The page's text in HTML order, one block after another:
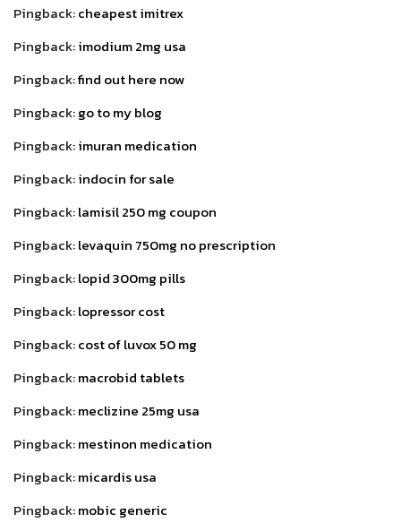
Pingback:cheapest imitrex
Pingback:imodium 2mg usa
Pingback:find out here now
Pingback:go to my blog
Pingback:imuran medication
Pingback:indocin for sale
Pingback:lamisil 250 mg coupon
Pingback:levaquin 750mg no prescription
Pingback:lopid 300mg pills
Pingback:lopressor cost
Pingback:cost of luvox 50 mg
Pingback:macrobid tablets
Pingback:meclizine 25mg usa
Pingback:mestinon medication
Pingback:micardis usa
Pingback:mobic generic